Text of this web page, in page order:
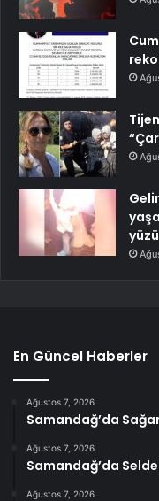
En Güncel Haberler
Ağustos 7, 2026
Samandağ’da
Ağustos 7, 2026
Samandağ’da
Ağustos 7, 2026